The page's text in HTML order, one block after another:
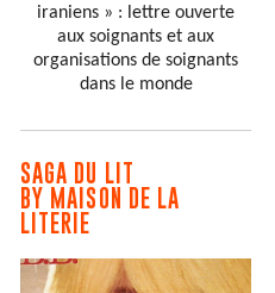
iraniens » : lettre ouverte
aux soignants et aux
organisations de soignants
dans le monde
SAGA DU LIT
BY MAISON DE LA
LITERIE